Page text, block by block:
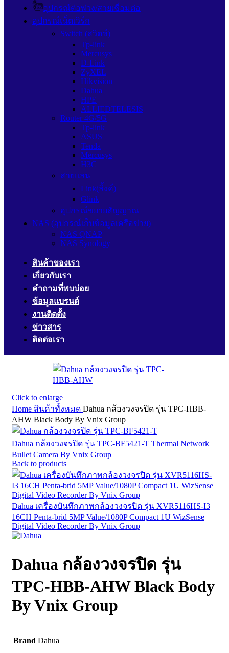
อุปกรณ์ต่อพ่วง/สายเชื่อมต่อ
อุปกรณ์เน็ตเวิร์ก
Switch (สวิตช์)
Tp-link
Mercusys
D-Link
ZyXEL
Hikvision
Dahua
HPE
ALLIEDTELESIS
Router 4G/5G
Tp-link
ASUS
Tenda
Mercusys
H3C
สายแลน
Link(ลิ้งค์)
Glink
อุปกรณ์ขยายสัญญาณ
NAS (อุปกรณ์เก็บข้อมูลเครือข่าย)
NAS QNAP
NAS Synology
สินค้าของเรา
เกี่ยวกับเรา
คำถามที่พบบ่อย
ข้อมูลแบรนด์
งานติดตั้ง
ข่าวสาร
ติดต่อเรา
Click to enlarge
Home สินค้าทั้งหมด Dahua กล้องวงจรปิด รุ่น TPC-HBB-
AHW Black Body By Vnix Group
Dahua กล้องวงจรปิด รุ่น TPC-BF5421-T Thermal Network
Bullet Camera By Vnix Group
Back to products
Dahua เครื่องบันทึกภาพกล้องวงจรปิด รุ่น XVR5116HS-I3
16CH Penta-brid 5MP Value/1080P Compact 1U WizSense
Digital Video Recorder By Vnix Group
Dahua กล้องวงจรปิด รุ่น
TPC-HBB-AHW Black Body
By Vnix Group
Brand Dahua